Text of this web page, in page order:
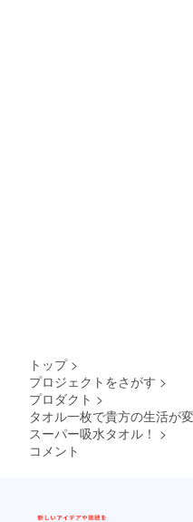
トップ >
プロジェクトをさがす >
プロダクト >
タオル一枚で貴方の生活が
スーパー吸水タオル！ >
コメント